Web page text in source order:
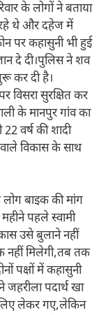
के लोगों ने बताया
थे और दहेज में
पर कहासुनी भी हुई
दे दी।पुलिस ने शव
कर दी है।
विसरा सुरक्षित कर
के मानपुर गांव का
वर्ष की शादी
विकास के साथ
बाइक की मांग
पहले स्वामी
उसे बुलाने नहीं
मिलेगी,तब तक
पक्षों में कहासुनी
जहरीला पदार्थ खा
लेकर गए,लेकिन